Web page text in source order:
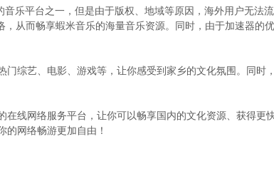
乐平台之一，但是由于版权、地域等原因，海外用户无法
从而畅享蝦米音乐的海量音乐资源。同时，由于加速器的
综艺、电影、游戏等，让你感受到家乡的文化氛围。同时
线网络服务平台，让你可以畅享国内的文化资源、获得更
网络畅游更加自由！